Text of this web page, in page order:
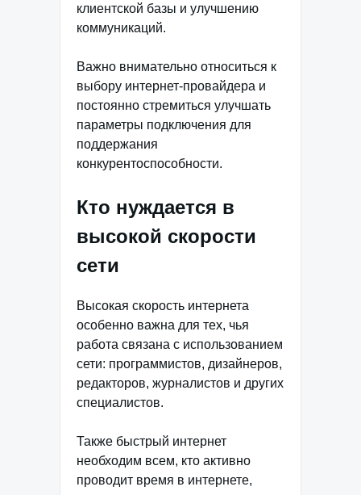
клиентской базы и улучшению
коммуникаций.
Важно внимательно относиться к
выбору интернет-провайдера и
постоянно стремиться улучшать
параметры подключения для
поддержания
конкурентоспособности.
Кто нуждается в
высокой скорости
сети
Высокая скорость интернета
особенно важна для тех, чья
работа связана с использованием
сети: программистов, дизайнеров,
редакторов, журналистов и других
специалистов.
Также быстрый интернет
необходим всем, кто активно
проводит время в интернете,